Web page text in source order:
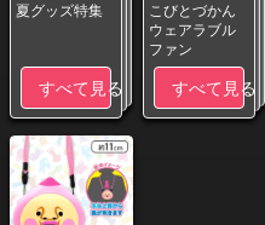
夏グッズ特集
すべて見る
こびとづかん
ウェアラブル
ファン
すべて見る